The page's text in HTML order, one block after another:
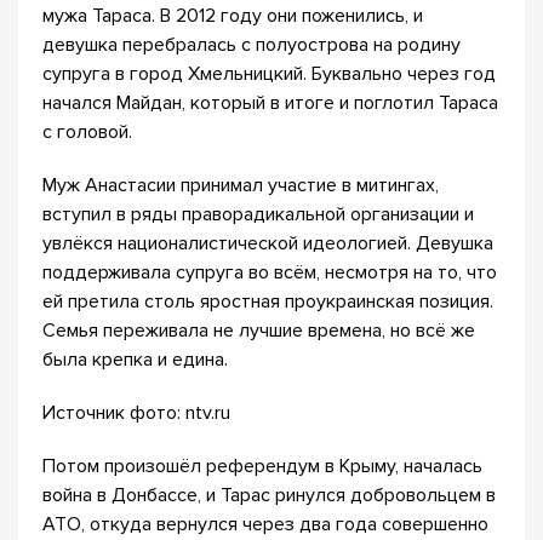
мужа Тараса. В 2012 году они поженились, и
девушка перебралась с полуострова на родину
супруга в город Хмельницкий. Буквально через год
начался Майдан, который в итоге и поглотил Тараса
с головой.
Муж Анастасии принимал участие в митингах,
вступил в ряды праворадикальной организации и
увлёкся националистической идеологией. Девушка
поддерживала супруга во всём, несмотря на то, что
ей претила столь яростная проукраинская позиция.
Семья переживала не лучшие времена, но всё же
была крепка и едина.
Источник фото: ntv.ru
Потом произошёл референдум в Крыму, началась
война в Донбассе, и Тарас ринулся добровольцем в
АТО, откуда вернулся через два года совершенно